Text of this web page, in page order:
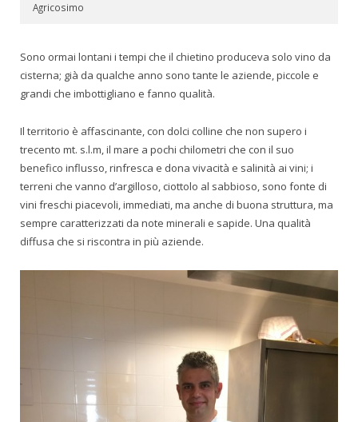
Agricosimo
Sono ormai lontani i tempi che il chietino produceva solo vino da
cisterna; già da qualche anno sono tante le aziende, piccole e
grandi che imbottigliano e fanno qualità.
Il territorio è affascinante, con dolci colline che non supero i
trecento mt. s.l.m, il mare a pochi chilometri che con il suo
benefico influsso, rinfresca e dona vivacità e salinità ai vini; i
terreni che vanno d’argilloso, ciottolo al sabbioso, sono fonte di
vini freschi piacevoli, immediati, ma anche di buona struttura, ma
sempre caratterizzati da note minerali e sapide. Una qualità
diffusa che si riscontra in più aziende.